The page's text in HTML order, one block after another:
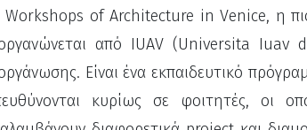
Workshops of Architecture in Venice, η
από IUAV (Universita Iuav
Είναι ένα εκπαιδευτικό
κυρίως σε φοιτητές, οι